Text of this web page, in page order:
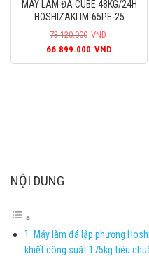
MÁY LÀM ĐÁ CUBE 48KG/24H
HOSHIZAKI IM-65PE-25
73.120.000 VND
Giá
gốc
66.899.000 VND
hiện
NỘI DUNG
Máy làm đá lập phương
khiết công suất 175kg tiêu